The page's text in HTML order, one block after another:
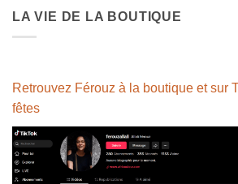
LA VIE DE LA BOUTIQUE
Retrouvez Férouz à la boutique et sur
fêtes